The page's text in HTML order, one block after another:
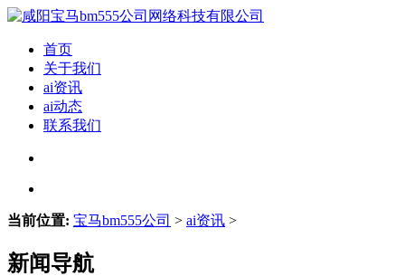
首页
关于我们
ai资讯
ai动态
联系我们
当前位置: 宝马bm555公司 > ai资讯 >
新闻导航